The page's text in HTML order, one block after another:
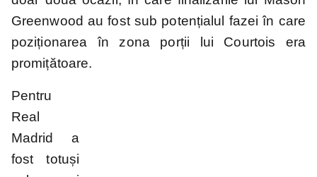
Champions
League
Echipe naționale
Greenwood au fost sub potențialul fazei în care
poziționarea în zona porții lui Courtois era
promițătoare.
Pentru
Real
Madrid a
fost totuși